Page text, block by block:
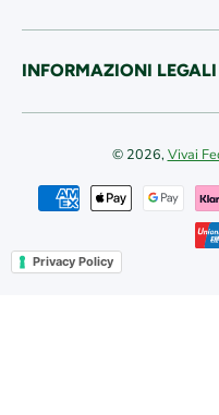
INFORMAZIONI LEGALI
© 2026, Vivai
Privacy Policy